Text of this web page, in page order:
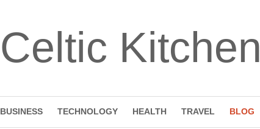
Celtic Kitchen
BUSINESS TECHNOLOGY HEALTH TRAVEL BLOG